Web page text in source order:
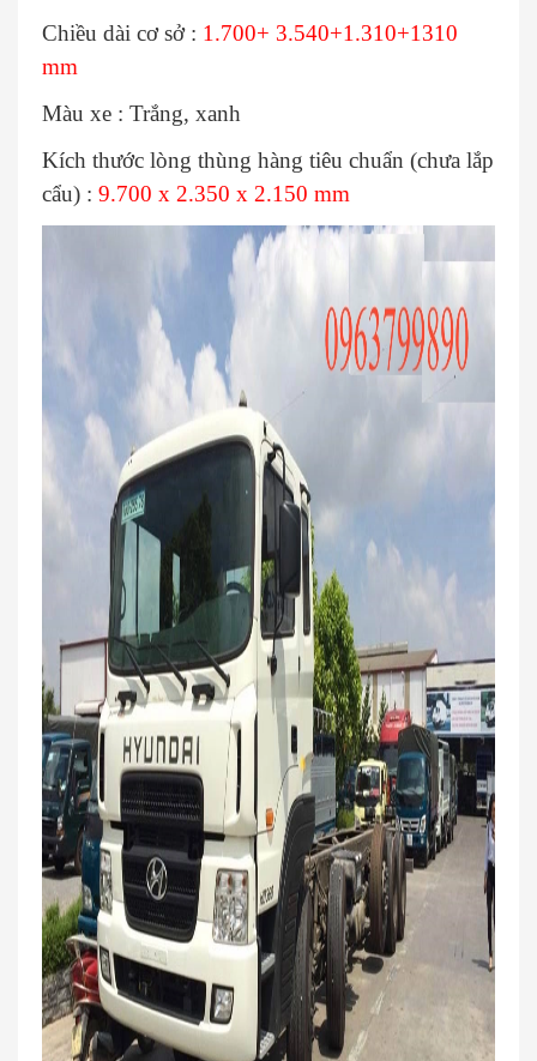
Chiều dài cơ sở : 1.700+ 3.540+1.310+1310
mm
Màu xe : Trắng, xanh
Kích thước lòng thùng hàng tiêu chuẩn (chưa lắp
cẩu) : 9.700 x 2.350 x 2.150 mm